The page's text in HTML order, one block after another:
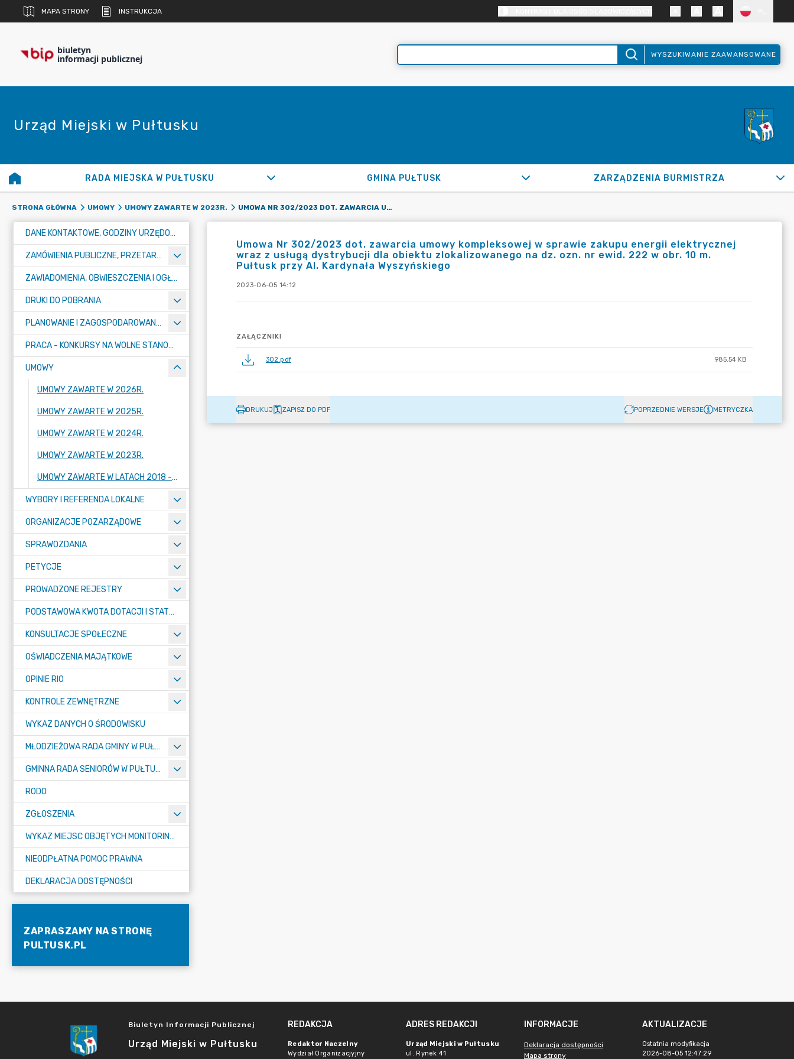
MAPA STRONY INSTRUKCJA
biuletyn
informacji publicznej WYSZUKIWANIE ZAAWANSOWANE
Urząd Miejski w Pułtusku
RADA MIEJSKA W PUŁTUSKU GMINA PUŁTUSK ZARZĄDZENIA BURMISTRZA
STRONA GŁÓWNA UMOWY UMOWY ZAWARTE W 2023R. UMOWA NR 302/2023 DOT. ZAWARCIA UMOWY KOMPLEKSOWEJ W SPRAWIE ZAKUPU ENERGII ELEKTRYCZNEJ WRAZ Z USŁUGĄ DYSTRYBUCJI DLA OBIEKTU ZLOKALIZOWANEGO NA DZ. OZN. NR EWID. 222 W OBR. 10 M. PUŁTUSK PRZY AL. KARDYNAŁA WYSZYŃSKIEGO
DANE KONTAKTOWE, GODZINY URZĘDOWANIA I NUMER KONTA BANKOWEGO
ZAMÓWIENIA PUBLICZNE, PRZETARGI, KONKURSY
ZAWIADOMIENIA, OBWIESZCZENIA I OGŁOSZENIA
DRUKI DO POBRANIA
PLANOWANIE I ZAGOSPODAROWANIE PRZESTRZENNE
PRACA - KONKURSY NA WOLNE STANOWISKA
UMOWY
UMOWY ZAWARTE W 2026R.
UMOWY ZAWARTE W 2025R.
UMOWY ZAWARTE W 2024R.
UMOWY ZAWARTE W 2023R.
UMOWY ZAWARTE W LATACH 2018 - 2022
WYBORY I REFERENDA LOKALNE
ORGANIZACJE POZARZĄDOWE
SPRAWOZDANIA
PETYCJE
PROWADZONE REJESTRY
PODSTAWOWA KWOTA DOTACJI I STATYSTYCZNA LICZBA UCZNIÓW
KONSULTACJE SPOŁECZNE
OŚWIADCZENIA MAJĄTKOWE
OPINIE RIO
KONTROLE ZEWNĘTRZNE
WYKAZ DANYCH O ŚRODOWISKU
MŁODZIEŻOWA RADA GMINY W PUŁTUSKU
GMINNA RADA SENIORÓW W PUŁTUSKU
RODO
ZGŁOSZENIA
WYKAZ MIEJSC OBJĘTYCH MONITORINGIEM
NIEODPŁATNA POMOC PRAWNA
DEKLARACJA DOSTĘPNOŚCI
ZAPRASZAMY NA STRONĘ
PULTUSK.PL
Umowa Nr 302/2023 dot. zawarcia umowy kompleksowej w sprawie zakupu energii elektrycznej
wraz z usługą dystrybucji dla obiektu zlokalizowanego na dz. ozn. nr ewid. 222 w obr. 10 m.
Pułtusk przy Al. Kardynała Wyszyńskiego
2023-06-05 14:12
ZAŁĄCZNIKI
302.pdf 985.54 KB
DRUKUJ ZAPISZ DO PDF POPRZEDNIE WERSJE METRYCZKA
Biuletyn Informacji Publicznej
Urząd Miejski w Pułtusku
REDAKCJA
Redaktor Naczelny
Wydział Organizacjyjny
ADRES REDAKCJI
Urząd Miejski w Pułtusku
ul. Rynek 41
INFORMACJE
Deklaracja dostępności
Mapa strony
AKTUALIZACJE
Ostatnia modyfikacja
2026-08-05 12:47:29